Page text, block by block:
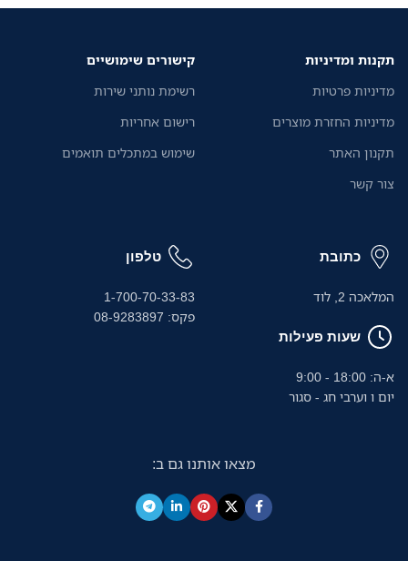
תקנות ומדיניות
מדיניות פרטיות
מדיניות החזרת מוצרים
תקנון האתר
צור קשר
קישורים שימושיים
רשימת נותני שירות
רישום אחריות
שימוש במתכלים תואמים
כתובת
המלאכה 2, לוד
שעות פעילות
א-ה: 18:00 - 9:00
יום ו וערבי חג - סגור
טלפון
1-700-70-33-83
פקס: 08-9283897
מצאו אותנו גם ב: